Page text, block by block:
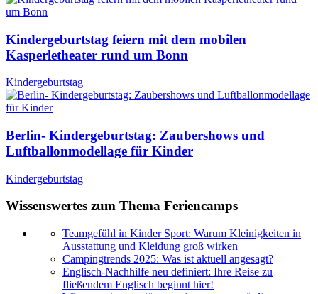
Kindergeburtstag feiern mit dem mobilen
Kasperletheater rund um Bonn
Kindergeburtstag
Berlin- Kindergeburtstag: Zaubershows und
Luftballonmodellage für Kinder
Kindergeburtstag
Wissenswertes zum Thema Feriencamps
Teamgefühl in Kinder Sport: Warum Kleinigkeiten in
Ausstattung und Kleidung groß wirken
Campingtrends 2025: Was ist aktuell angesagt?
Englisch-Nachhilfe neu definiert: Ihre Reise zu
fließendem Englisch beginnt hier!